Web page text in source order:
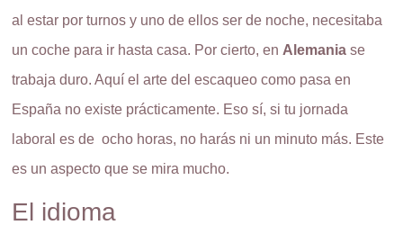
al estar por turnos y uno de ellos ser de noche, necesitaba
un coche para ir hasta casa. Por cierto, en Alemania se
trabaja duro. Aquí el arte del escaqueo como pasa en
España no existe prácticamente. Eso sí, si tu jornada
laboral es de ocho horas, no harás ni un minuto más. Este
es un aspecto que se mira mucho.
El idioma